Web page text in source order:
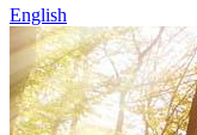
English